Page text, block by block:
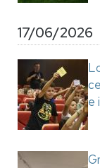
17/06/2026
e